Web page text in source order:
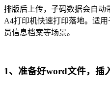
排版后上传，子码数据会自动
A4打印机快速打印落地。适
员信息档案等场景。
1、准备好word文件，插